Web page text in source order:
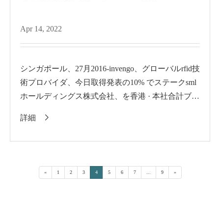
Apr 14, 2022
シンガポール、27月2016-invengo、グローバルrfid技
術プロバイダ、今日取得発表の10% でステークsml
ホールディングス株式会社、を香港 · 本社合計ブラ
詳細

« 1 2 3 4 5 6 7 9 »